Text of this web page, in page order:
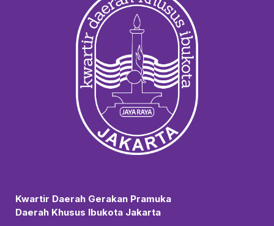
Kwartir Daerah Gerakan Pramuka
Daerah Khusus Ibukota Jakarta